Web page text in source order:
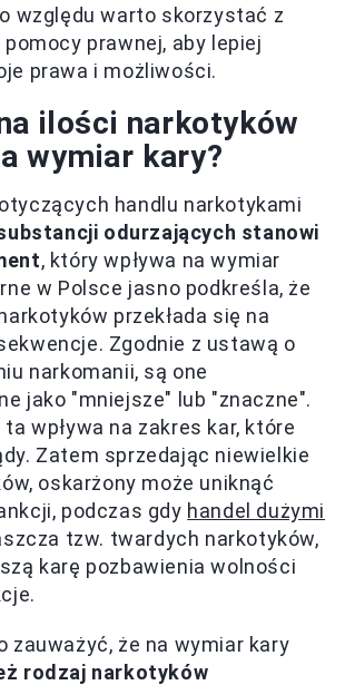
względu warto skorzystać z
prawnej, aby lepiej
prawa i możliwości.
ilości narkotyków
wymiar kary?
handlu narkotykami
odurzających stanowi
, który wpływa na wymiar
w Polsce jasno podkreśla, że
przekłada się na
Zgodnie z ustawą o
narkomanii, są one
jako "mniejsze" lub "znaczne".
wpływa na zakres kar, które
Zatem sprzedając niewielkie
oskarżony może uniknąć
podczas gdy handel dużymi
tzw. twardych narkotyków,
karę pozbawienia wolności
zauważyć, że na wymiar kary
rodzaj narkotyków